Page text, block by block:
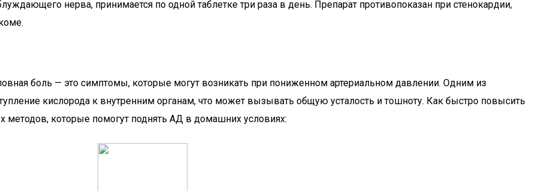
нерва, принимается по одной таблетке три раза в день. Препарат противопоказан при стенокардии,
боль — это симптомы, которые могут возникать при пониженном артериальном давлении. Одним из
кислорода к внутренним органам, что может вызывать общую усталость и тошноту. Как быстро повысить
которые помогут поднять АД в домашних условиях: